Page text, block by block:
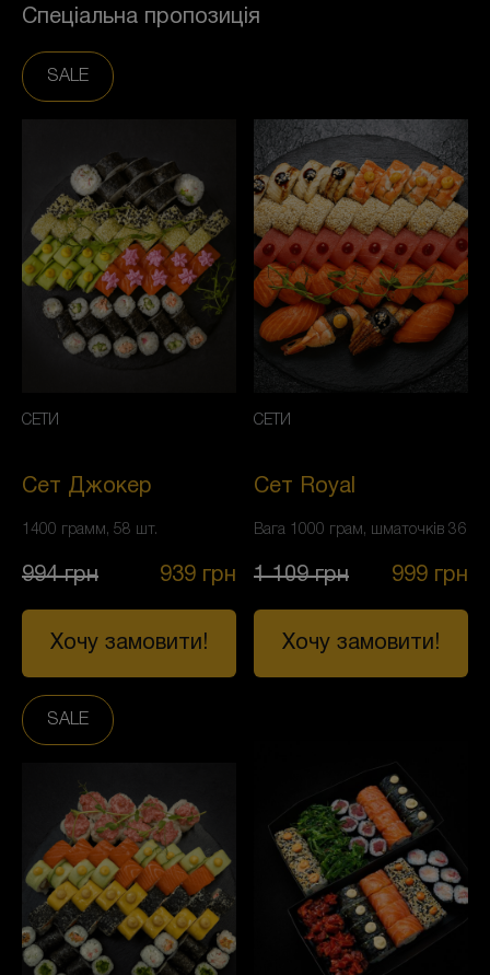
Спеціальна пропозиція
SALE
СЕТИ
Сет Джокер
1400 грамм, 58 шт.
994грн 939 грн
Хочу замовити!
СЕТИ
Сет Royal
Вага 1000 грам, шматочків 36
1 109грн 999 грн
Хочу замовити!
SALE